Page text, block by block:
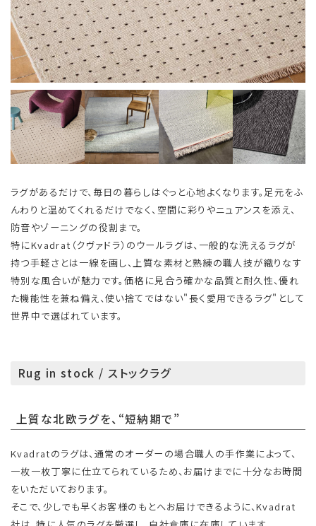
ラグがあるだけで、毎日の暮らしはぐっと心地よくなります。足元をふ
んわりと温めてくれるだけでなく、空間に彩りやニュアンスを添え、
防音やゾーニングの役割まで。
特にKvadrat（クヴァドラ）のウールラグは、一般的な洗えるラグが
持つ手軽さとは一線を画し、上質な素材と熟練の職人技が織りなす
特別な風合いが魅力です。価格に見合う確かな品質と耐久性、優れ
た機能性を兼ね備え、使い捨てではない"長く愛用できるラグ"として
世界中で選ばれています。
Rug in stock / ストックラグ
上質な北欧ラグを、“短納期で”
Kvadratのラグは、通常のオーダーの場合職人の手作業によって、
一枚一枚丁寧に仕立てられているため、お届けまでに十分なお時間
をいただいております。
そこで、少しでも早くお客様のもとへお届けできるように、Kvadrat